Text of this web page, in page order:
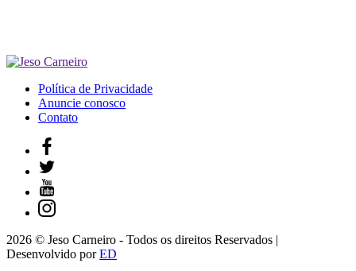
Política de Privacidade
Anuncie conosco
Contato
2026 © Jeso Carneiro - Todos os direitos Reservados |
Desenvolvido porED